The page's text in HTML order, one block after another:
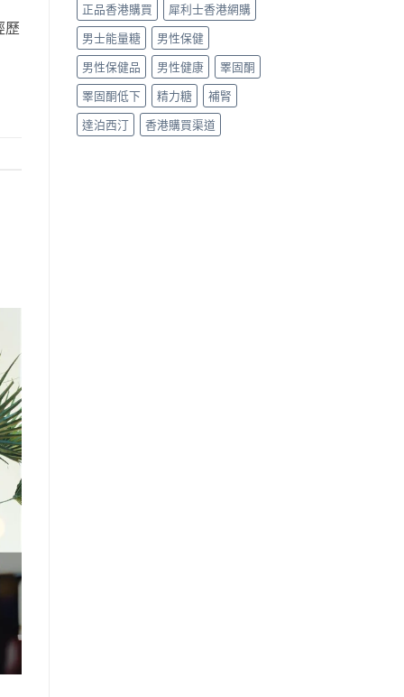
歷
正品香港購買
犀利士香港網購
男士能量糖
男性保健
男性保健品
男性健康
睪固酮
睪固酮低下
精力糖
補腎
達泊西汀
香港購買渠道